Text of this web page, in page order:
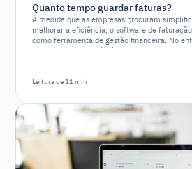
Quanto tempo guardar faturas?
À medida que as empresas procuram
melhorar a eficiência, o software de
como ferramenta de gestão financeira. No
software de faturação é um requisito legal ou
Leitura de 11 min